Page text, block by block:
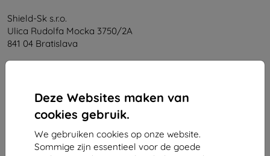
Deze Websites maken van
cookies gebruik.
We gebruiken cookies op onze website.
Sommige zijn essentieel voor de goede
Shield-Sk s.r.o.
Ulica Rudolfa Mocka 3750/2A
841 04 Bratislava
Contact
info@top4mobile.eu